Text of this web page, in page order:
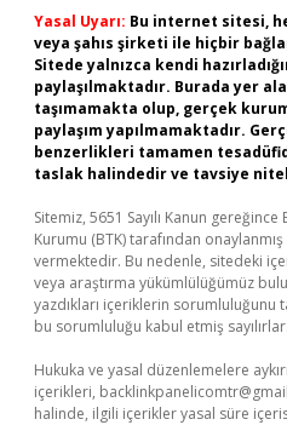
Yasal Uyarı: Bu internet sitesi,
veya şahıs şirketi ile hiçbir
Sitede yalnızca kendi
paylaşılmaktadır. Burada yer
taşımamakta olup, gerçek
paylaşım yapılmamaktadır.
benzerlikleri tamamen
taslak halindedir ve tavsiye
Sitemiz, 5651 Sayılı Kanun
Kurumu (BTK) tarafından
vermektedir. Bu nedenle, sitedeki
veya araştırma yükümlülüğümüz
yazdıkları içeriklerin sorumluluğunu
bu sorumluluğu kabul etmiş sayılırlar.
Hukuka ve yasal düzenlemelere
içerikleri,
halinde, ilgili içerikler yasal süre